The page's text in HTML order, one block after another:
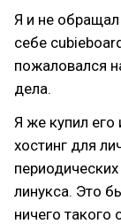
Я и не обращал
себе
пожаловался
дела.
Я же купил
хостинг для
линукса. Это
ничего такого